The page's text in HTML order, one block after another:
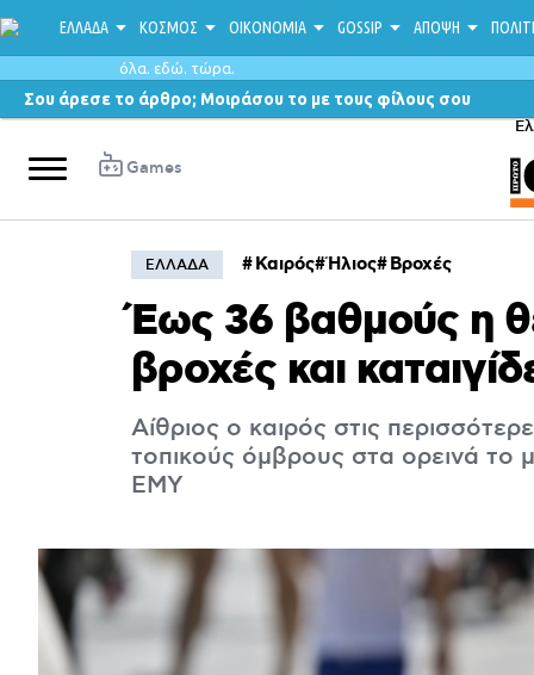
ΕΛΛΑΔΑ ΚΟΣΜΟΣ ΟΙΚΟΝΟΜΙΑ GOSSIP ΑΠΟΨΗ
όλα. εδώ. τώρα.
Σου άρεσε το άρθρο; Μοιράσου το με τους φίλους σου